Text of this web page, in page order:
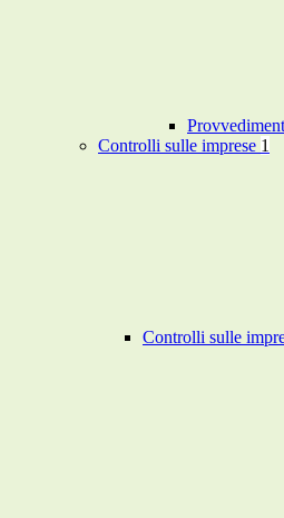
Controlli sulle imprese 1
Controlli sulle